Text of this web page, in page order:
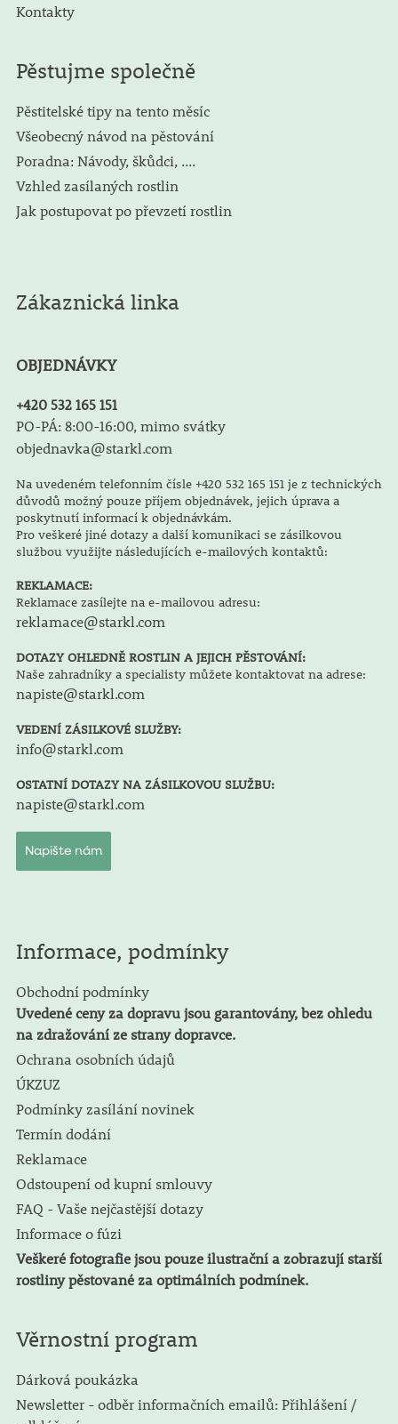
Kontakty
Pěstujme společně
Pěstitelské tipy na tento měsíc
Všeobecný návod na pěstování
Poradna: Návody, škůdci, ....
Vzhled zasílaných rostlin
Jak postupovat po převzetí rostlin
Zákaznická linka
OBJEDNÁVKY
+420 532 165 151
PO-PÁ: 8:00-16:00, mimo svátky
objednavka@starkl.com
Na uvedeném telefonním čísle +420 532 165 151 je z technických
důvodů možný pouze příjem objednávek, jejich úprava a
poskytnutí informací k objednávkám.
Pro veškeré jiné dotazy a další komunikaci se zásilkovou
službou využijte následujících e-mailových kontaktů:
REKLAMACE:
Reklamace zasílejte na e-mailovou adresu:
reklamace@starkl.com
DOTAZY OHLEDNĚ ROSTLIN A JEJICH PĚSTOVÁNÍ:
Naše zahradníky a specialisty můžete kontaktovat na adrese:
napiste@starkl.com
VEDENÍ ZÁSILKOVÉ SLUŽBY:
info@starkl.com
OSTATNÍ DOTAZY NA ZÁSILKOVOU SLUŽBU:
napiste@starkl.com
Napište nám
Informace, podmínky
Obchodní podmínky
Uvedené ceny za dopravu jsou garantovány, bez ohledu
na zdražování ze strany dopravce.
Ochrana osobních údajů
ÚKZUZ
Podmínky zasílání novinek
Termín dodání
Reklamace
Odstoupení od kupní smlouvy
FAQ - Vaše nejčastější dotazy
Informace o fúzi
Veškeré fotografie jsou pouze ilustrační a zobrazují starší
rostliny pěstované za optimálních podmínek.
Věrnostní program
Dárková poukázka
Newsletter - odběr informačních emailů: Přihlášení /